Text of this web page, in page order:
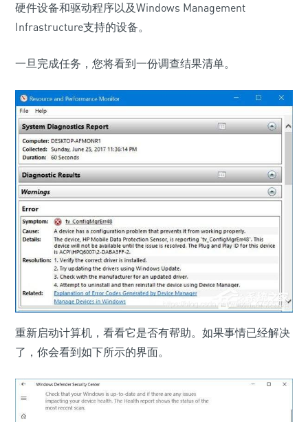
硬件设备和驱动程序以及Windows Management
Infrastructure支持的设备。
一旦完成任务，您将看到一份调查结果清单。
重新启动计算机，看看它是否有帮助。如果事情已经解决
了，你会看到如下所示的界面。